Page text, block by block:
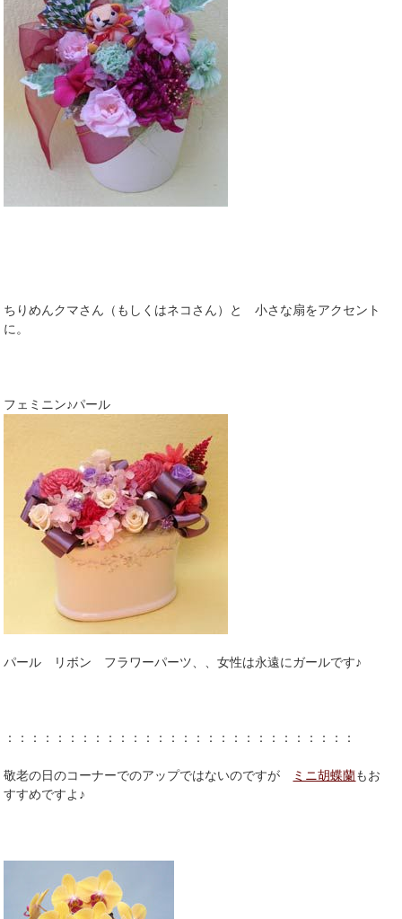
ちりめんクマさん（もしくはネコさん）と 小さな扇をアクセント
に。
フェミニン♪パール
パール リボン フラワーパーツ、、女性は永遠にガールです♪
：：：：：：：：：：：：：：：：：：：：：：：：：：：：
敬老の日のコーナーでのアップではないのですが ミニ胡蝶蘭もお
すすめですよ♪